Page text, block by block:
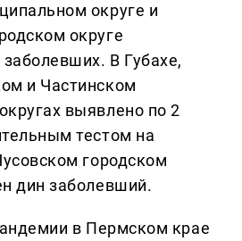
округе и
округе
В Губахе,
и Частинском
выявлено по 2
тестом на
городском
дин заболевший.
в Пермском крае